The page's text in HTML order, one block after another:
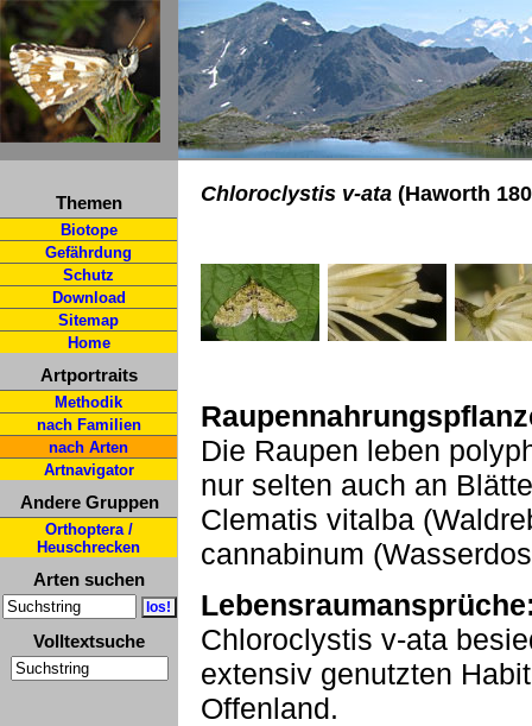
Themen
Biotope
Gefährdung
Schutz
Download
Sitemap
Home
Artportraits
Methodik
nach Familien
nach Arten
Artnavigator
Andere Gruppen
Orthoptera /
Heuschrecken
Arten suchen
Volltextsuche
Chloroclystis v-ata (Haworth
Die Raupen leben
nur selten auch an
Clematis vitalba
cannabinum
Chloroclystis v-ata
extensiv genutzten
Offenland.